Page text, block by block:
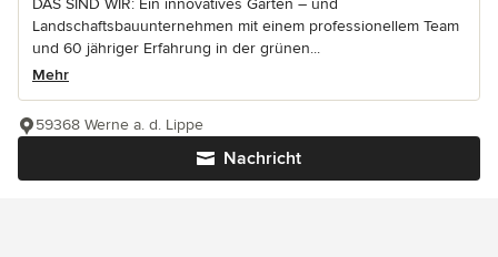
DAS SIND WIR: Ein innovatives Garten – und
Landschaftsbauunternehmen mit einem professionellem Team
und 60 jähriger Erfahrung in der grünen...
Mehr
Nachricht
59368 Werne a. d. Lippe